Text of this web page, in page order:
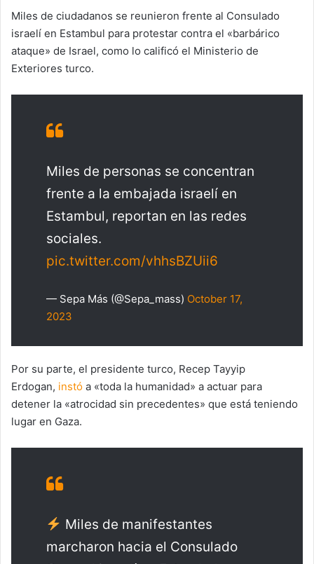
Miles de ciudadanos se reunieron frente al Consulado
israelí en Estambul para protestar contra el «barbárico
ataque» de Israel, como lo calificó el Ministerio de
Exteriores turco.
Miles de personas se concentran
frente a la embajada israelí en
Estambul, reportan en las redes
sociales.
pic.twitter.com/vhhsBZUii6
— Sepa Más (@Sepa_mass) October 17,
2023
Por su parte, el presidente turco, Recep Tayyip
Erdogan, instó a «toda la humanidad» a actuar para
detener la «atrocidad sin precedentes» que está teniendo
lugar en Gaza.
Miles de manifestantes
marcharon hacia el Consulado